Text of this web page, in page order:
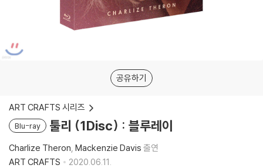
공유하기
ART CRAFTS 시리즈
Blu-ray 툴리 (1Disc) : 블루레이
Charlize Theron Mackenzie Davis 출연
ART CRAFTS
2020.06.11.